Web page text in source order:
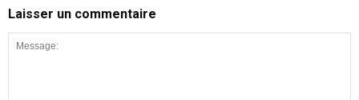
Laisser un commentaire